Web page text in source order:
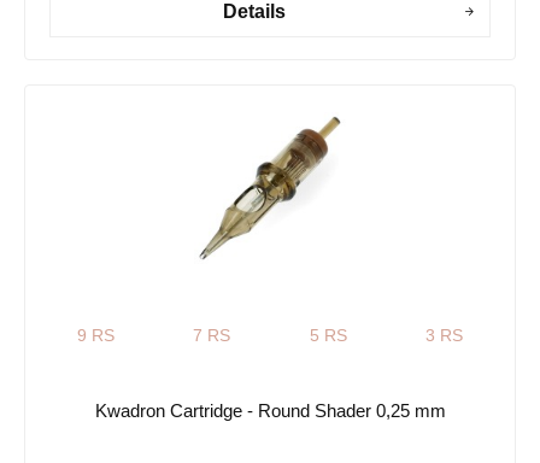
Details
9 RS 7 RS 5 RS 3 RS
Kwadron Cartridge - Round Shader 0,25 mm